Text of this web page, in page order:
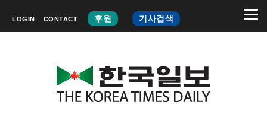
LOGIN CONTACT 후원 기사검색